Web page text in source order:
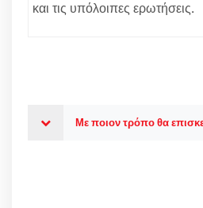
και τις υπόλοιπες ερωτήσεις.
Με ποιον τρόπο θα